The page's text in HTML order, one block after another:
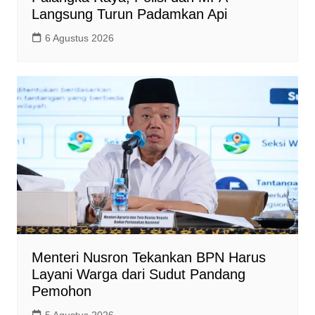
Langsung Turun Padamkan Api
6 Agustus 2026
Menteri Nusron Tekankan BPN Harus
Layani Warga dari Sudut Pandang
Pemohon